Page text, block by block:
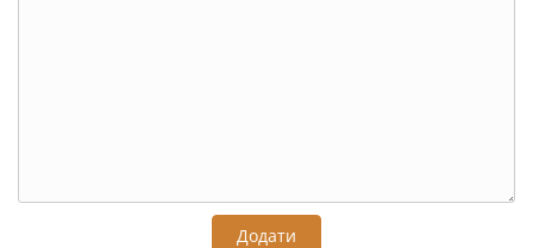
Додати